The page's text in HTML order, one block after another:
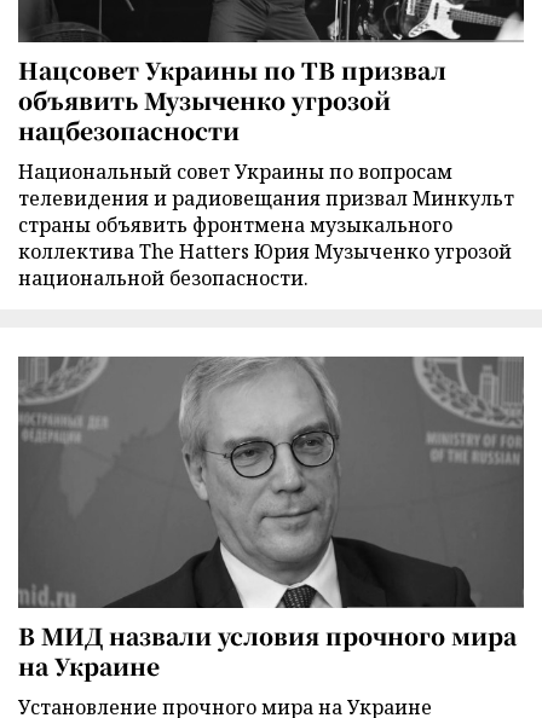
Нацсовет Украины по ТВ призвал
объявить Музыченко угрозой
нацбезопасности
Национальный совет Украины по вопросам
телевидения и радиовещания призвал Минкульт
страны объявить фронтмена музыкального
коллектива The Hatters Юрия Музыченко угрозой
национальной безопасности.
В МИД назвали условия прочного мира
на Украине
Установление прочного мира на Украине